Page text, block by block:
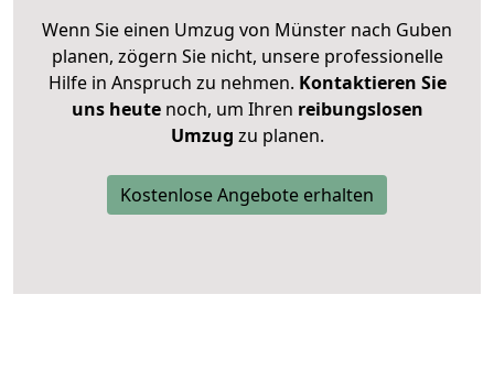
Wenn Sie einen Umzug von Münster nach Guben
planen, zögern Sie nicht, unsere professionelle
Hilfe in Anspruch zu nehmen. Kontaktieren Sie
uns heutenoch, um Ihren reibungslosen
Umzug zu planen.
Kostenlose Angebote erhalten